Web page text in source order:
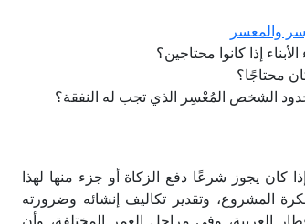
والمعسر
إذا كانوا محتاجين؟
محتاجًا؟
الشخص المُعْسِر الذي تجب له النفقة؟
يجوز شرعًا دفع الزكاة أو جزء منها لهذا
المشروع، وتقدير تكاليف إنشائه وضرورته